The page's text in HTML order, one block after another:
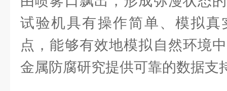
试验机具有操作简单、模拟真
点，能够有效地模拟自然环境
金属防腐研究提供可靠的数据支